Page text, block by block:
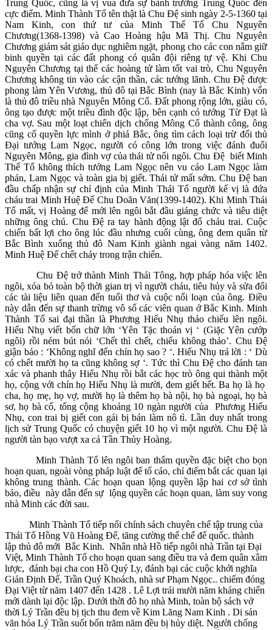
Trung Quốc, cũng là vị vua đưa sự bành trướng Trung Quốc đến
cực điểm. Minh Thành Tổ tên thật là Chu Đệ sinh ngày 2-5-1360 tại
Nam Kinh, con thứ tư của Minh Thế Tổ Chu Nguyên
Chương(1368-1398) và Cao Hoàng hậu Mã Thị. Chu Nguyên
Chương giám sát giáo dục nghiêm ngặt, phong cho các con nắm giữ
binh quyền tại các đất phong có quân đội riêng tự vệ. Khi Chu
Nguyên Chương tại thế các hoàng tử làm tốt vai trò, Chu Nguyên
Chương không tin vào các cận thần, các tướng lãnh. Chu Đệ được
phong làm Yên Vương, thủ đô tại Bắc Bình (nay là Bắc Kinh) vốn
là thủ đô triều nhà Nguyên Mông Cổ. Đất phong rộng lớn, giàu có,
ông tạo được một triều đình độc lập, bên cạnh có tướng Từ Đạt là
cha vợ. Sau một loạt chiến dịch chống Mông Cổ thành công, ông
cũng cố quyền lực mình ở phiá Bắc, ông tìm cách loại trừ đối thủ
Đại tướng Lam Ngọc, người có công lớn trong việc đánh đuổi
Nguyên Mông, gia đình vợ của thái tử nối ngôi. Chu Đệ biết Minh
Thế Tổ không thích tướng Lam Ngọc nên vu cáo Lam Ngọc làm
phản, Lam Ngọc và toàn gia bị giết. Thái tử mất sớm. Chu Đệ ban
đầu chấp nhận sự chỉ định của Minh Thái Tổ người kế vị là đứa
cháu trai Minh Huệ Đế Chu Doãn Văn(1399-1402). Khi Minh Thái
Tổ mất, vị Hoàng đế mới lên ngôi bắt đầu giáng chức và tiêu diệt
những ông chú. Chu Đệ ra tay hành động lật đổ cháu trai. Cuộc
chiến bất lợi cho ông lúc đầu nhưng cuối cùng, ông đem quân từ
Bắc Bình xuống thủ đô Nam Kinh giành ngai vàng năm 1402.
Minh Huệ Đế chết cháy trong trận chiến.
Chu Đệ trở thành Minh Thái Tông, hợp pháp hóa việc lên
ngôi, xóa bỏ toàn bộ thời gian trị vì người cháu, tiêu hủy và sửa đổi
các tài liệu liên quan đến tuổi thơ và cuộc nổi loạn của ông. Điều
này dẫn đến sự thanh trừng vô số các viên quan ở Bắc Kinh. Minh
Thành Tổ sai đại thần là Phương Hiếu Nhụ thảo chiếu lên ngôi.
Hiếu Nhụ viết bốn chữ lớn ‘Yên Tặc thoán vị ‘ (Giặc Yên cướp
ngôi) rồi ném bút nói ‘Chết thì chết, chiếu không thảo’. Chu Đệ
giận bảo : ‘Không nghĩ đến chín họ sao ? ‘. Hiếu Nhụ trả lời : ‘ Dù
có chết mười họ ta cũng không sợ ‘. Tức thì Chu Đệ cho đánh tan
xác và phanh thây Hiếu Nhụ rồi bắt các học trò ông qui thành một
họ, cộng với chín họ Hiếu Nhụ là mười, đem giết hết. Ba họ là họ
cha, họ mẹ, họ vợ, mười họ là thêm họ bà nội, họ bà ngoại, họ bà
sơ, họ bà cố, tổng cộng khoảng 10 ngàn người của Phương Hiếu
Nhụ, con trai bị giết con gái bị bán làm nô tì. Lần duy nhất trong
lịch sử Trung Quốc có chuyện giết 10 họ vì một người. Chu Đệ là
người tàn bạo vượt xa cả Tần Thủy Hoàng.
Minh Thành Tổ lên ngôi ban thẩm quyền đặc biệt cho bọn
hoạn quan, ngoài vòng pháp luật để tố cáo, chỉ điểm bắt các quan lại
không trung thành. Các hoạn quan lộng quyền lập hai cơ sở tình
báo, điều này dẫn đến sự lộng quyền các hoạn quan, làm suy vong
nhà Minh các đời sau.
Minh Thành Tổ tiếp nối chính sách chuyên chế tập trung của
Thái Tổ Hồng Vũ Hoàng Đế, tăng cường thể chế đế quốc. thành
lập thủ đô mới Bắc Kinh. Nhân nhà Hồ tiếp ngôi nhà Trần tại Đại
Việt, Minh Thành Tổ cho hoạn quan sang điều tra và đem quân xâm
lược, đánh bại cha con Hồ Quý Ly, đánh bại các cuộc khởi nghĩa
Giản Định Đế, Trần Quý Khoách, nhà sư Phạm Ngọc.. chiếm đóng
Đại Việt từ năm 1407 đến 1428 . Lê Lợi trải mười năm kháng chiến
mới dành lại độc lập. Dưới thời đô họ nhà Minh, toàn bộ sách vở
thời Lý Trần đều bị tịch thu đem về Kim Lăng Nam Kinh . Di sản
văn hóa Lý Trần suốt bốn trăm năm đều bị hủy diệt. Người chống